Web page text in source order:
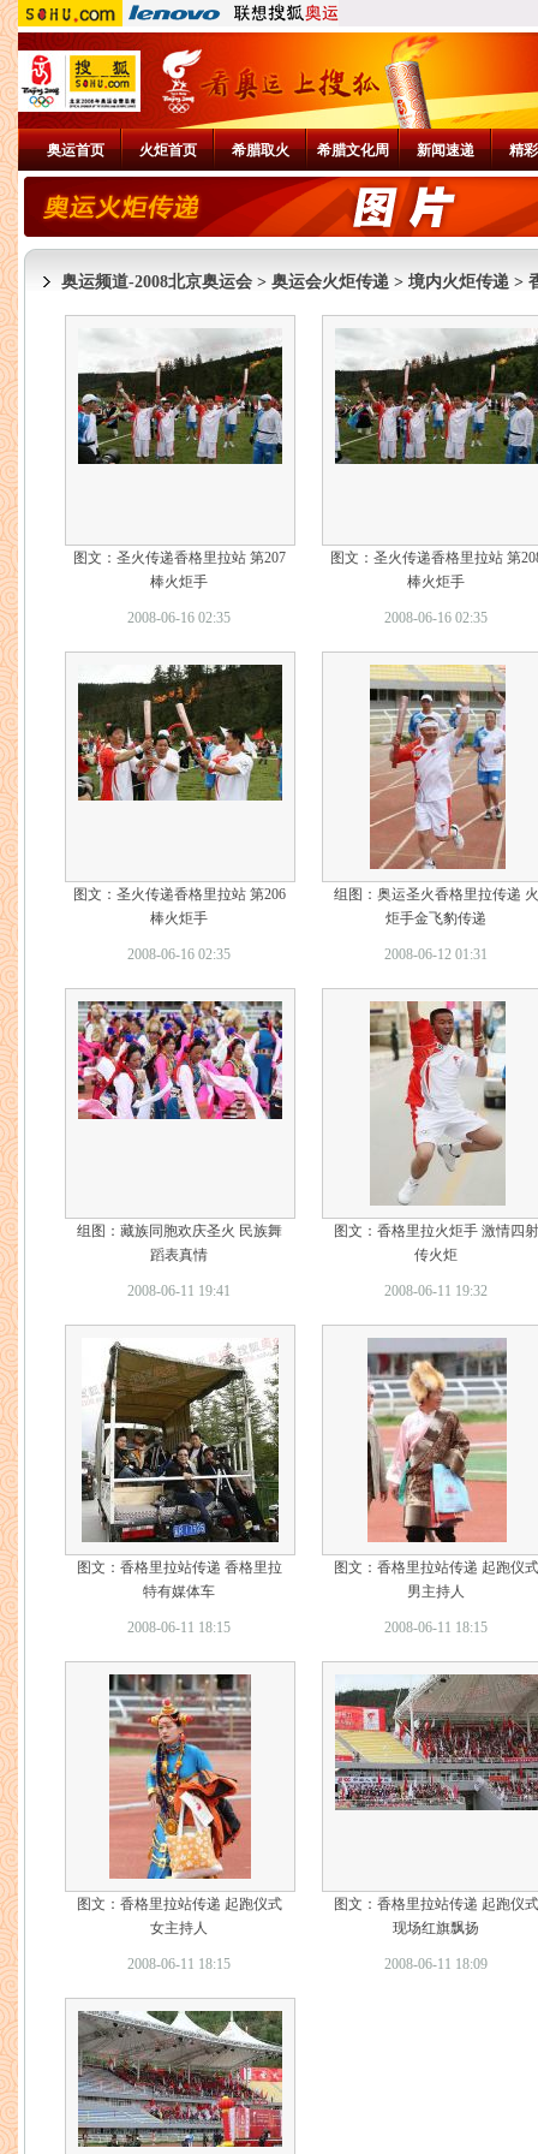
奥运首页 火炬首页 希腊取火 希腊文化周 新闻速递 精
奥运频道-2008北京奥运会 > 奥运会火炬传递 > 境内火炬传递 >
图文：圣火传递香格里拉站 第207
棒火炬手
2008-06-16 02:35
图文：圣火传递香格里拉站 第
棒火炬手
2008-06-16 02:35
图文：圣火传递香格里拉站 第206
棒火炬手
2008-06-16 02:35
组图：奥运圣火香格里拉传递 火
炬手金飞豹传递
2008-06-12 01:31
组图：藏族同胞欢庆圣火 民族舞
蹈表真情
2008-06-11 19:41
图文：香格里拉火炬手 激情四射
传火炬
2008-06-11 19:32
图文：香格里拉站传递 香格里拉
特有媒体车
2008-06-11 18:15
图文：香格里拉站传递 起跑仪式
男主持人
2008-06-11 18:15
图文：香格里拉站传递 起跑仪式
女主持人
2008-06-11 18:15
图文：香格里拉站传递 起跑仪式
现场红旗飘扬
2008-06-11 18:09